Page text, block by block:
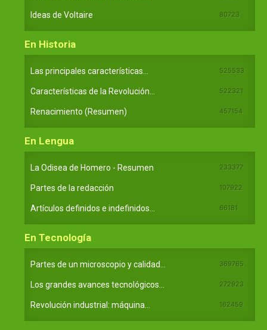
Ideas de Voltaire 80723
En Historia
Las principales características... 525533
Características de la Revolución... 522321
Renacimiento (Resumen) 457154
En Lengua
La Odisea de Homero - Resumen 233377
Partes de la redacción 107922
Artículos definidos e indefinidos... 66181
En Tecnología
Partes de un microscopio y calidad... 369765
Los grandes avances tecnológicos... 272923
Revolución industrial: máquina... 162459